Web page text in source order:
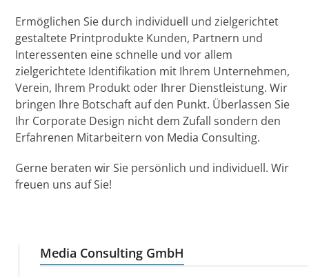
Ermöglichen Sie durch individuell und zielgerichtet
gestaltete Printprodukte Kunden, Partnern und
Interessenten eine schnelle und vor allem
zielgerichtete Identifikation mit Ihrem Unternehmen,
Verein, Ihrem Produkt oder Ihrer Dienstleistung. Wir
bringen Ihre Botschaft auf den Punkt. Überlassen Sie
Ihr Corporate Design nicht dem Zufall sondern den
Erfahrenen Mitarbeitern von Media Consulting.
Gerne beraten wir Sie persönlich und individuell. Wir
freuen uns auf Sie!
Media Consulting GmbH